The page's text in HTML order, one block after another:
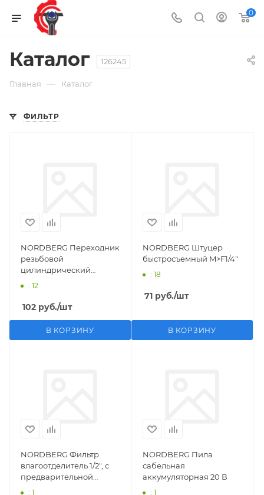
0
Каталог 126245
Главная — Каталог
ФИЛЬТР
NORDBERG Переходник
резьбовой
цилиндрический
M1/2">F1/4"
: 12
102 руб./шт
В КОРЗИНУ
NORDBERG Штуцер
быстросъемный M>F1/4"
: 18
71 руб./шт
В КОРЗИНУ
NORDBERG Фильтр
влагоотделитель 1/2", с
предварительной
фильтрацией
: 1
NORDBERG Пила
сабельная
аккумуляторная 20 В
: 1